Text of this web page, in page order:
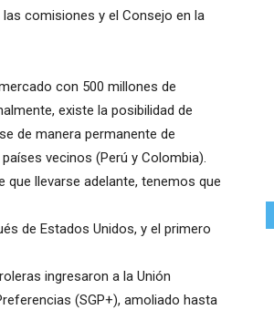
comisiones y el Consejo en la
con 500 millones de
existe la posibilidad de
de manera permanente de
vecinos (Perú y Colombia).
que llevarse adelante, tenemos que
de Estados Unidos, y el primero
ingresaron a la Unión
(SGP+), amoliado hasta